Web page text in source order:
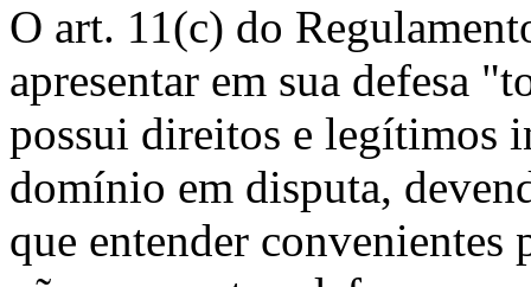
O art. 11(c) do
apresentar em sua defesa
possui direitos e legítimos
domínio em disputa,
que entender